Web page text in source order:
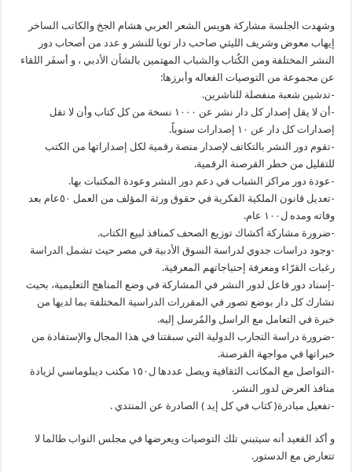
وشهدت الجلسة مشاركة هويس الشعر العربي هشام الجخ والكاتب الساخر
إيهاب معوض وشريف الليثي صاحب دار تويا للنشر و عدد من أصحاب دور
النشر المختلفة ومن الكُتاب والشباب المهتمين بالشأن الأدبي ، و أسفَر اللقاء
عن مجموعة من التوصيات الفعاله وأبرزها:
-تدشين شعبة منفصلة للناشرين.
-أن لا يقل إصدار كل دار نشر عن ١٠٠٠ نسخة من كل كتاب وأن لا تقل
إصدارات كل دار عن ١٠ إصدارات سنوياً.
-تقوم دور النشر بالتكاتف لإصدار منصة رقمية لكل إصداراتها من الكتب
للتقليل من خطر القرصنة الرقمية.
-عودة دور مراكز الشباب في دعم دور النشر وعودة المكتبات بها.
-تعديل قانون الملكية الفكرية في حقوق ورثة المؤلف من العمل ٥٠عام بعد
وفاته ومده ل١٠٠ عام.
-ضرورة مشاركة أكشاك توزيع الصحف كمنافذ لبيع الكتاب.
-وجود دراسات جدوي لدراسة السوق الأدبية في مصر حيث تشمل الدراسة
رغبات القرّاء ومعرفة إحتياجاتهم المعرفية.
-إسناد دور فاعل لدور النشر في المشاركة في وضع المناهج التعليمية، بحيث
تشارك كل دار بوضع تصور في المقررات الدراسية المختلفة بما لديها من
خبرة في التعامل مع الراسل والمُرسل إليه.
-ضرورة دراسة التجارب الدولية التي سبقتنا في هذا المجال والإستفادة من
خبراتها في مواجهة القرصنة.
-التواصل مع المكاتب الثقافية ويصل عددها ل١٥٠ مكتب ديبلوماسي لزيادة
منافذ العرض لدور النشر.
-تفعيل مبادرة( كتاب في كل إيد ) الصادرة عن المنتدي .
و أكد القعيد أنه سيتبني تلك التوصيات ويعرضها في مجلس النواب طالما لا
تتعارض مع الدستور.